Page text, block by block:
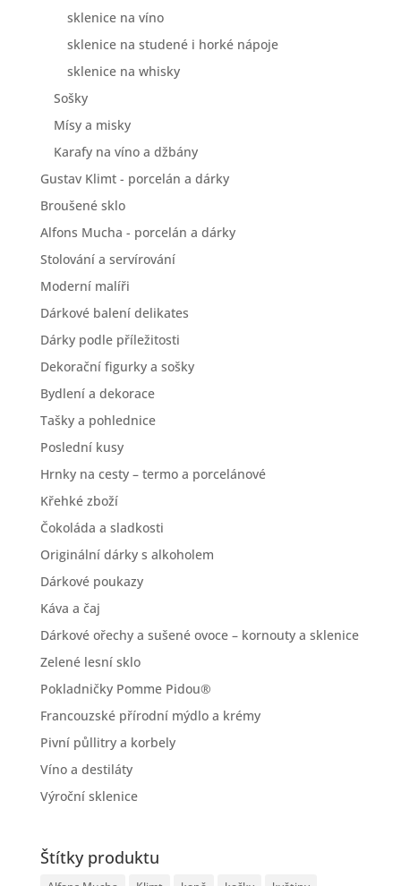
sklenice na víno
sklenice na studené i horké nápoje
sklenice na whisky
Sošky
Mísy a misky
Karafy na víno a džbány
Gustav Klimt - porcelán a dárky
Broušené sklo
Alfons Mucha - porcelán a dárky
Stolování a servírování
Moderní malíři
Dárkové balení delikates
Dárky podle příležitosti
Dekorační figurky a sošky
Bydlení a dekorace
Tašky a pohlednice
Poslední kusy
Hrnky na cesty – termo a porcelánové
Křehké zboží
Čokoláda a sladkosti
Originální dárky s alkoholem
Dárkové poukazy
Káva a čaj
Dárkové ořechy a sušené ovoce – kornouty a sklenice
Zelené lesní sklo
Pokladničky Pomme Pidou®
Francouzské přírodní mýdlo a krémy
Pivní půllitry a korbely
Víno a destiláty
Výroční sklenice
Štítky produktu